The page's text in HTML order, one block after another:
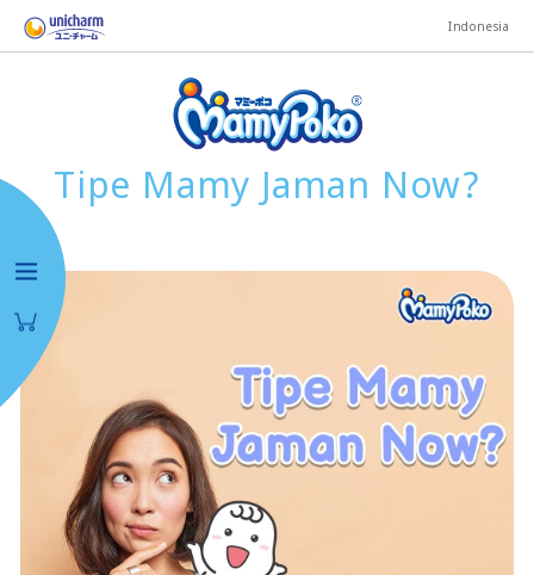
Indonesia
Tipe Mamy Jaman Now?